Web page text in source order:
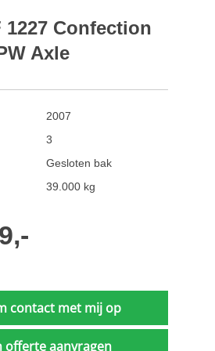
1227 Confection
Axle
2007
3
Gesloten bak
39.000 kg
contact met mij op
offerte aanvragen